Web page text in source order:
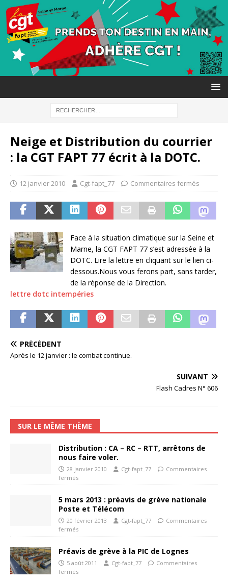
Neige et Distribution du courrier
: la CGT FAPT 77 écrit à la DOTC.
12 janvier 2010 Cgt-fapt_77 Commentaires fermés
Face à la situation climatique sur la Seine et
Marne, la CGT FAPT 77 s’est adressée à la
DOTC. Lire la lettre en cliquant sur le lien ci-
dessous.Nous vous ferons part, sans tarder,
de la réponse de la Direction.
lettre dotc intempéries
PRÉCÉDENT
Après le 12 janvier : le combat continue.
SUIVANT
Flash Cadres N° 606
SUR LE MÊME THÈME
Distribution : CA – RC – RTT, arrêtons de
nous faire voler.
28 janvier 2010 Cgt-fapt_77
Commentaires
fermés
5 mars 2013 : préavis de grève nationale
Poste et Télécom
20 février 2013 Cgt-fapt_77
Commentaires
fermés
Préavis de grève à la PIC de Lognes
5 août 2011 Cgt-fapt_77
Commentaires
fermés